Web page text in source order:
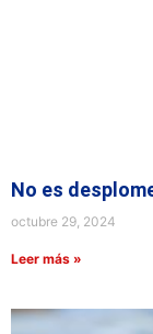
No es
octubre 29, 2024
Leer más »